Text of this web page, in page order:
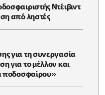
Ντέιβιντ
από ληστές
για τη συνεργασία
για το μέλλον και
ποδοσφαίρου»